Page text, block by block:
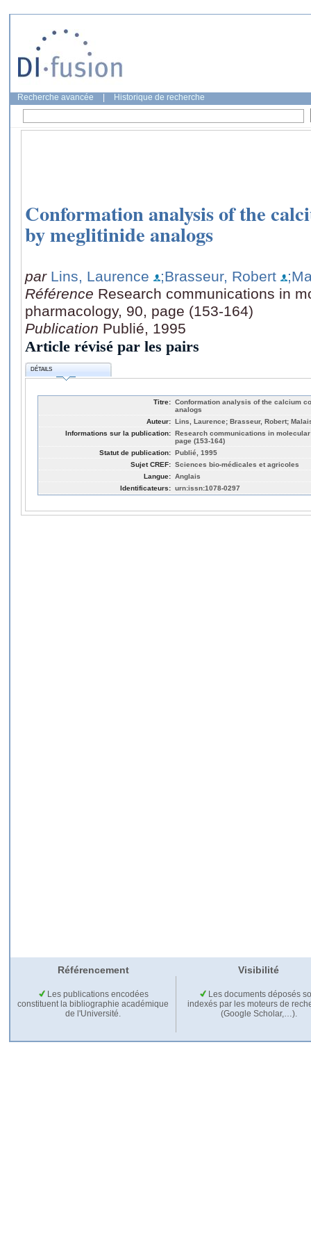
Recherche avancée Historique de recherche
Conformation analysis of the
by meglitinide analogs
par Lins, Laurence ;Brasseur, Robert
Référence Research communications in
pharmacology, 90, page (153-164)
Publication Publié, 1995
Article révisé par les pairs
DÉTAILS
Titre: Conformation analysis of the calcium
analogs
Auteur: Lins, Laurence; Brasseur, Robert;
Informations sur la publication: Research communications in
page (153-164)
Statut de publication: Publié, 1995
Sujet CREF: Sciences bio-médicales et agricoles
Langue: Anglais
Identificateurs: urn:issn:1078-0297
Référencement Visibilité
Les publications encodées
constituent la bibliographie académique
de l'Université.
Les documents déposés
indexés par les moteurs de
(Google Scholar,…).